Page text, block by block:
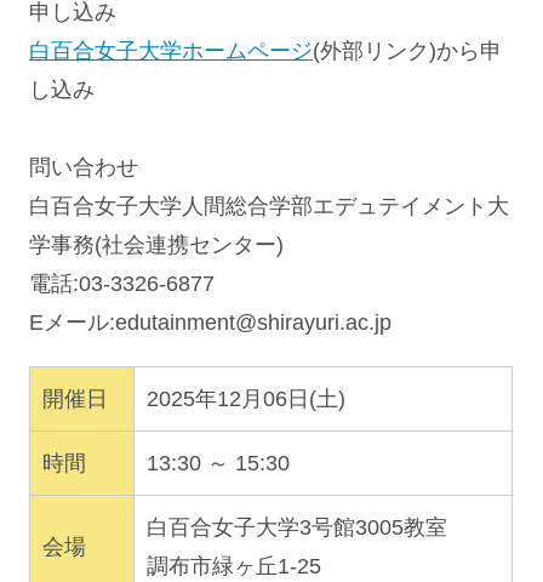
申し込み
白百合女子大学ホームページ(外部リンク)から申
し込み
問い合わせ
白百合女子大学人間総合学部エデュテイメント大
学事務(社会連携センター)
電話:03-3326-6877
Eメール:edutainment@shirayuri.ac.jp
開催日 2025年12月06日(土)
時間 13:30 ～ 15:30
会場
白百合女子大学3号館3005教室
調布市緑ヶ丘1-25